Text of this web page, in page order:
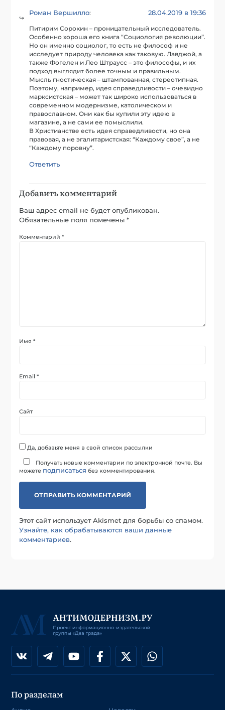
Роман Вершилло: 28.04.2019 в 19:36
Питирим Сорокин – проницательный исследователь.
Особенно хороша его книга “Социология революции”.
Но он именно социолог, то есть не философ и не
исследует природу человека как таковую. Лавджой, а
также Фогелен и Лео Штраусс – это философы, и их
подход выглядит более точным и правильным.
Мысль гностическая – штампованная, стереотипная.
Поэтому, например, идея справедливости – очевидно
марксистская – может так широко использоваться в
современном модернизме, католическом и
православном. Они как бы купили эту идею в
магазине, а не сами ее помыслили.
В Христианстве есть идея справедливости, но она
правовая, а не эгалитаристская: “Каждому свое”, а не
“Каждому поровну”.
Ответить
Добавить комментарий
Ваш адрес email не будет опубликован.
Обязательные поля помечены*
Комментарий*
Имя*
Email*
Сайт
Да, добавьте меня в свой список рассылки
Получать новые комментарии по электронной почте. Вы
можете подписаться без комментирования.
Этот сайт использует Akismet для борьбы со спамом.
Узнайте, как обрабатываются ваши данные
комментариев.
По разделам